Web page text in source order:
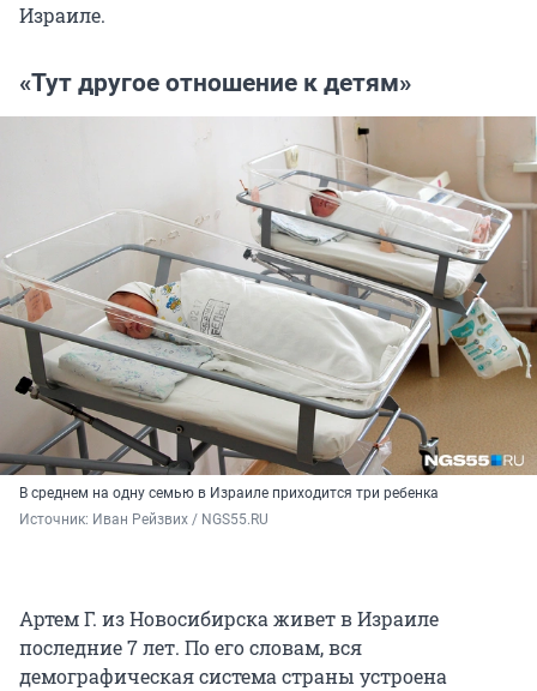
Израиле.
«Тут другое отношение к детям»
В среднем на одну семью в Израиле приходится три ребенка
Источник: Иван Рейзвих / NGS55.RU
Артем Г. из Новосибирска живет в Израиле
последние 7 лет. По его словам, вся
демографическая система страны устроена